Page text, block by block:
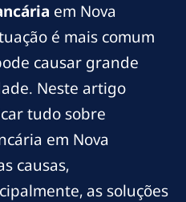
em Nova
é mais comum
causar grande
Neste artigo
tudo sobre
em Nova
causas,
as soluções